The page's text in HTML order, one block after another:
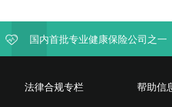
国内首批专业健康保险公司之一
法律合规专栏 帮助信